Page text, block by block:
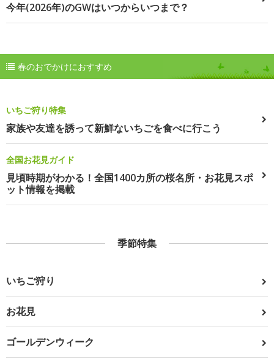
今年(2026年)のGWはいつからいつまで？
春のおでかけにおすすめ
いちご狩り特集
家族や友達を誘って新鮮ないちごを食べに行こう
全国お花見ガイド
見頃時期がわかる！全国1400カ所の桜名所・お花見スポ
ット情報を掲載
季節特集
いちご狩り
お花見
ゴールデンウィーク